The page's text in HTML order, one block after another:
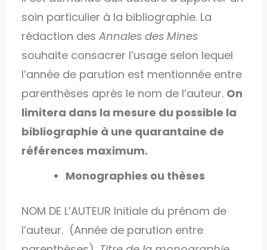
soin particulier à la bibliographie. La
rédaction desAnnales des Mines
souhaite consacrer l’usage selon lequel
l’année de parution est mentionnée entre
parenthèses après le nom de l’auteur. On
limitera dans la mesure du possible la
bibliographie à une quarantaine de
références maximum.
Monographies ou thèses
NOM DE L’AUTEUR Initiale du prénom de
l’auteur. (Année de parution entre